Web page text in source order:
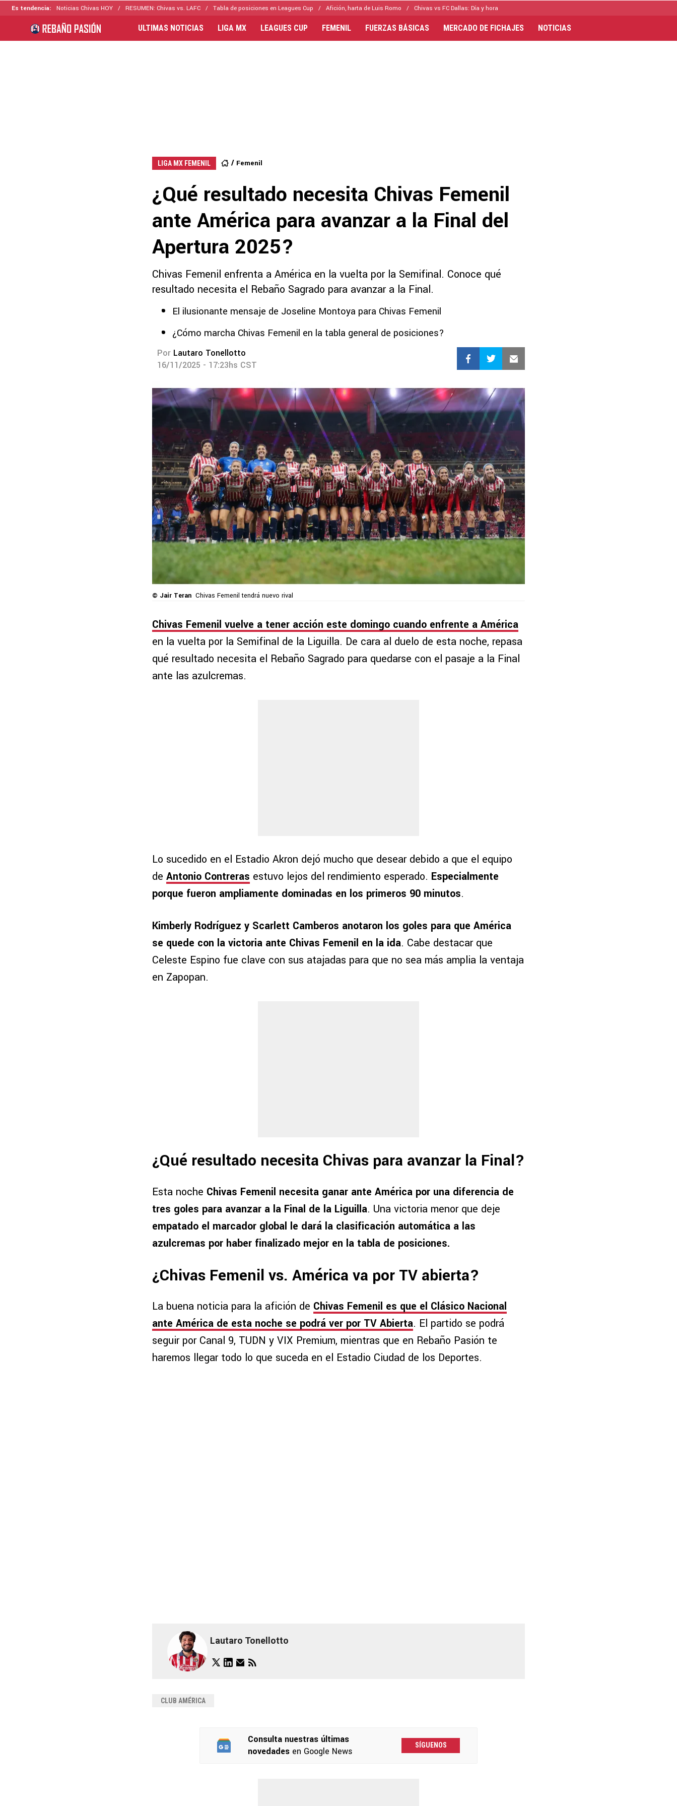
Es tendencia: Noticias Chivas HOY RESUMEN: Chivas vs. LAFC Tabla de posiciones en Leagues Cup Afición, harta de Luis Romo Chivas vs FC Dallas: Día y hora
ULTIMAS NOTICIAS LIGA MX LEAGUES CUP FEMENIL FUERZAS BÁSICAS MERCADO DE FICHAJES NOTICIAS
LIGA MX FEMENIL Femenil
¿Qué resultado necesita Chivas Femenil
ante América para avanzar a la Final del
Apertura 2025?
Chivas Femenil enfrenta a América en la vuelta por la Semifinal. Conoce qué
resultado necesita el Rebaño Sagrado para avanzar a la Final.
El ilusionante mensaje de Joseline Montoya para Chivas Femenil
¿Cómo marcha Chivas Femenil en la tabla general de posiciones?
Por Lautaro Tonellotto
16/11/2025 - 17:23hs CST
© Jair Teran Chivas Femenil tendrá nuevo rival
Chivas Femenil vuelve a tener acción este domingo cuando enfrente a América
en la vuelta por la Semifinal de la Liguilla. De cara al duelo de esta noche, repasa
qué resultado necesita el Rebaño Sagrado para quedarse con el pasaje a la Final
ante las azulcremas.
Lo sucedido en el Estadio Akron dejó mucho que desear debido a que el equipo
de Antonio Contreras estuvo lejos del rendimiento esperado. Especialmente
porque fueron ampliamente dominadas en los primeros 90 minutos.
Kimberly Rodríguez y Scarlett Camberos anotaron los goles para que América
se quede con la victoria ante Chivas Femenil en la ida. Cabe destacar que
Celeste Espino fue clave con sus atajadas para que no sea más amplia la ventaja
en Zapopan.
¿Qué resultado necesita Chivas para avanzar la Final?
Esta noche Chivas Femenil necesita ganar ante América por una diferencia de
tres goles para avanzar a la Final de la Liguilla. Una victoria menor que deje
empatado el marcador global le dará la clasificación automática a las
azulcremas por haber finalizado mejor en la tabla de posiciones.
¿Chivas Femenil vs. América va por TV abierta?
La buena noticia para la afición de Chivas Femenil es que el Clásico Nacional
ante América de esta noche se podrá ver por TV Abierta. El partido se podrá
seguir por Canal 9, TUDN y VIX Premium, mientras que en Rebaño Pasión te
haremos llegar todo lo que suceda en el Estadio Ciudad de los Deportes.
Lautaro Tonellotto
CLUB AMÉRICA
Consulta nuestras últimas
novedadesen Google News
SÍGUENOS